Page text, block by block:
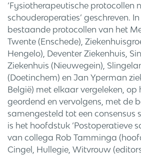
‘Fysiotherapeutische protocollen
schouderoperaties’ geschreven.
bestaande protocollen van het
Twente (Enschede),
Hengelo), Deventer Ziekenhuis,
Ziekenhuis (Nieuwegein),
(Doetinchem) en Jan Yperman
België) met elkaar vergeleken,
geordend en vervolgens, met de
samengesteld tot een consensus
is het hoofdstuk ‘Postoperatieve
van collega Rob Tamminga
Cingel, Hullegie, Witvrouw